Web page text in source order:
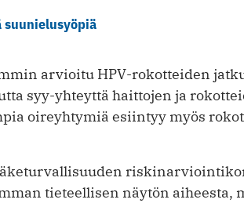
suunielusyöpiä
arvioitu HPV-rokotteiden
syy-yhteyttä haittojen ja
oireyhtymiä esiintyy myös
tieteellisen näytön aiheesta,